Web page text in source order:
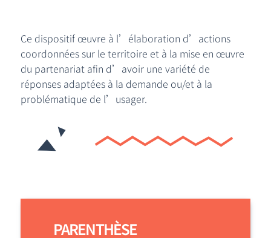
Ce dispositif œuvre à l’élaboration d’actions
coordonnées sur le territoire et à la mise en œuvre
du partenariat afin d’avoir une variété de
réponses adaptées à la demande ou/et à la
problématique de l’usager.
PARENTHÈSE